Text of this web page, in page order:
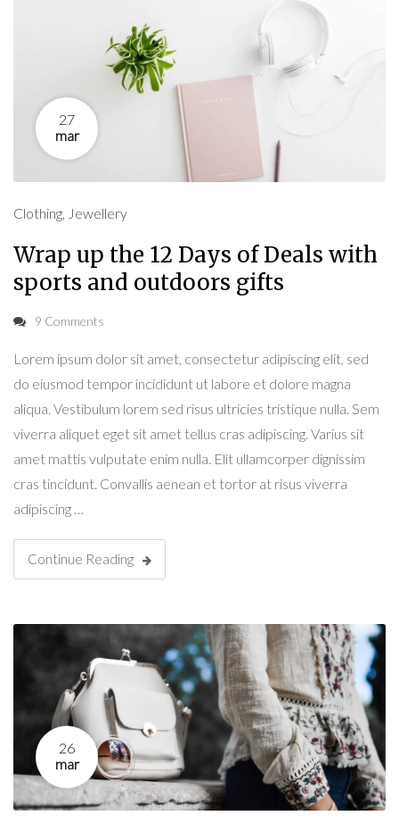
27
mar
Clothing, Jewellery
Wrap up the 12 Days of Deals with
sports and outdoors gifts
9 Comments
Lorem ipsum dolor sit amet, consectetur adipiscing elit, sed
do eiusmod tempor incididunt ut labore et dolore magna
aliqua. Vestibulum lorem sed risus ultricies tristique nulla. Sem
viverra aliquet eget sit amet tellus cras adipiscing. Varius sit
amet mattis vulputate enim nulla. Elit ullamcorper dignissim
cras tincidunt. Convallis aenean et tortor at risus viverra
adipiscing …
Continue Reading
26
mar